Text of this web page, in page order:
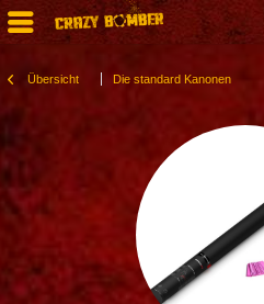
Übersicht Die standard Kanonen